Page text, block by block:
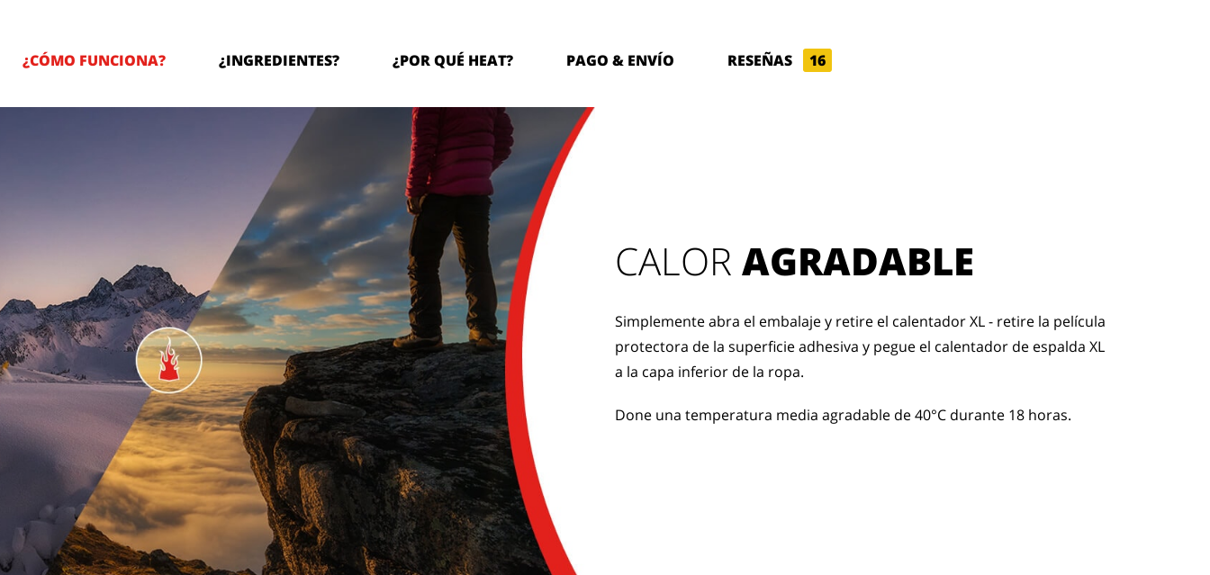
¿CÓMO FUNCIONA? ¿INGREDIENTES? ¿POR QUÉ HEAT? PAGO & ENVÍO RESEÑAS 16
CALOR AGRADABLE
Simplemente abra el embalaje y retire el calentador XL - retire la película
protectora de la superficie adhesiva y pegue el calentador de espalda XL
a la capa inferior de la ropa.
Done una temperatura media agradable de 40°C durante 18 horas.